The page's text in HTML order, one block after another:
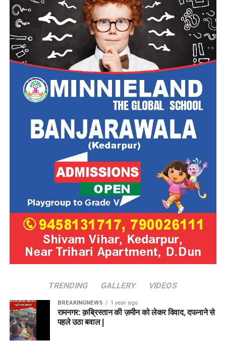
TRENDING GALLERY VIDEOS
BREAKINGNEWS 1 year ago
रामनगर: क़ब्रिस्तान की ज़मीन को लेकर विवाद, दफनाने से
पहले उठा बवाल |